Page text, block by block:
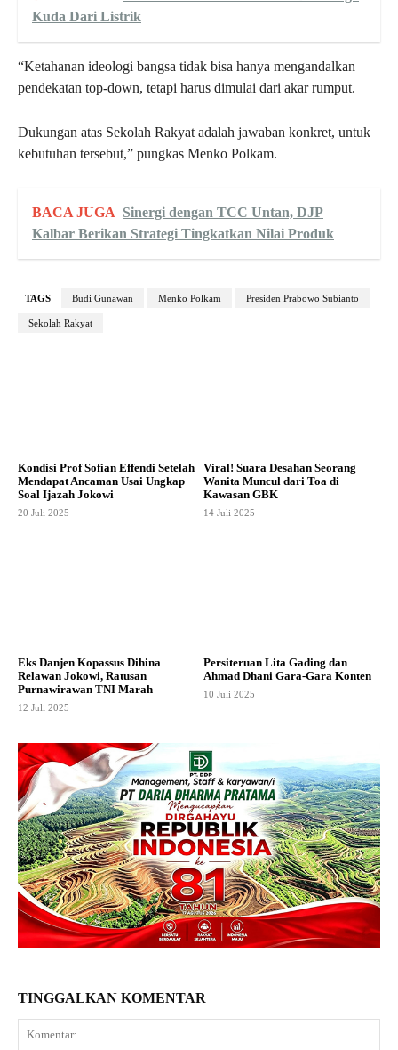
Kuda Dari Listrik
“Ketahanan ideologi bangsa tidak bisa hanya mengandalkan
pendekatan top-down, tetapi harus dimulai dari akar rumput.
Dukungan atas Sekolah Rakyat adalah jawaban konkret, untuk
kebutuhan tersebut,” pungkas Menko Polkam.
BACA JUGA Sinergi dengan TCC Untan, DJP
Kalbar Berikan Strategi Tingkatkan Nilai Produk
TAGS Budi Gunawan Menko Polkam Presiden Prabowo Subianto
Sekolah Rakyat
Kondisi Prof Sofian Effendi Setelah
Mendapat Ancaman Usai Ungkap
Soal Ijazah Jokowi
20 Juli 2025
Viral! Suara Desahan Seorang
Wanita Muncul dari Toa di
Kawasan GBK
14 Juli 2025
Eks Danjen Kopassus Dihina
Relawan Jokowi, Ratusan
Purnawirawan TNI Marah
12 Juli 2025
Persiteruan Lita Gading dan
Ahmad Dhani Gara-Gara Konten
10 Juli 2025
TINGGALKAN KOMENTAR